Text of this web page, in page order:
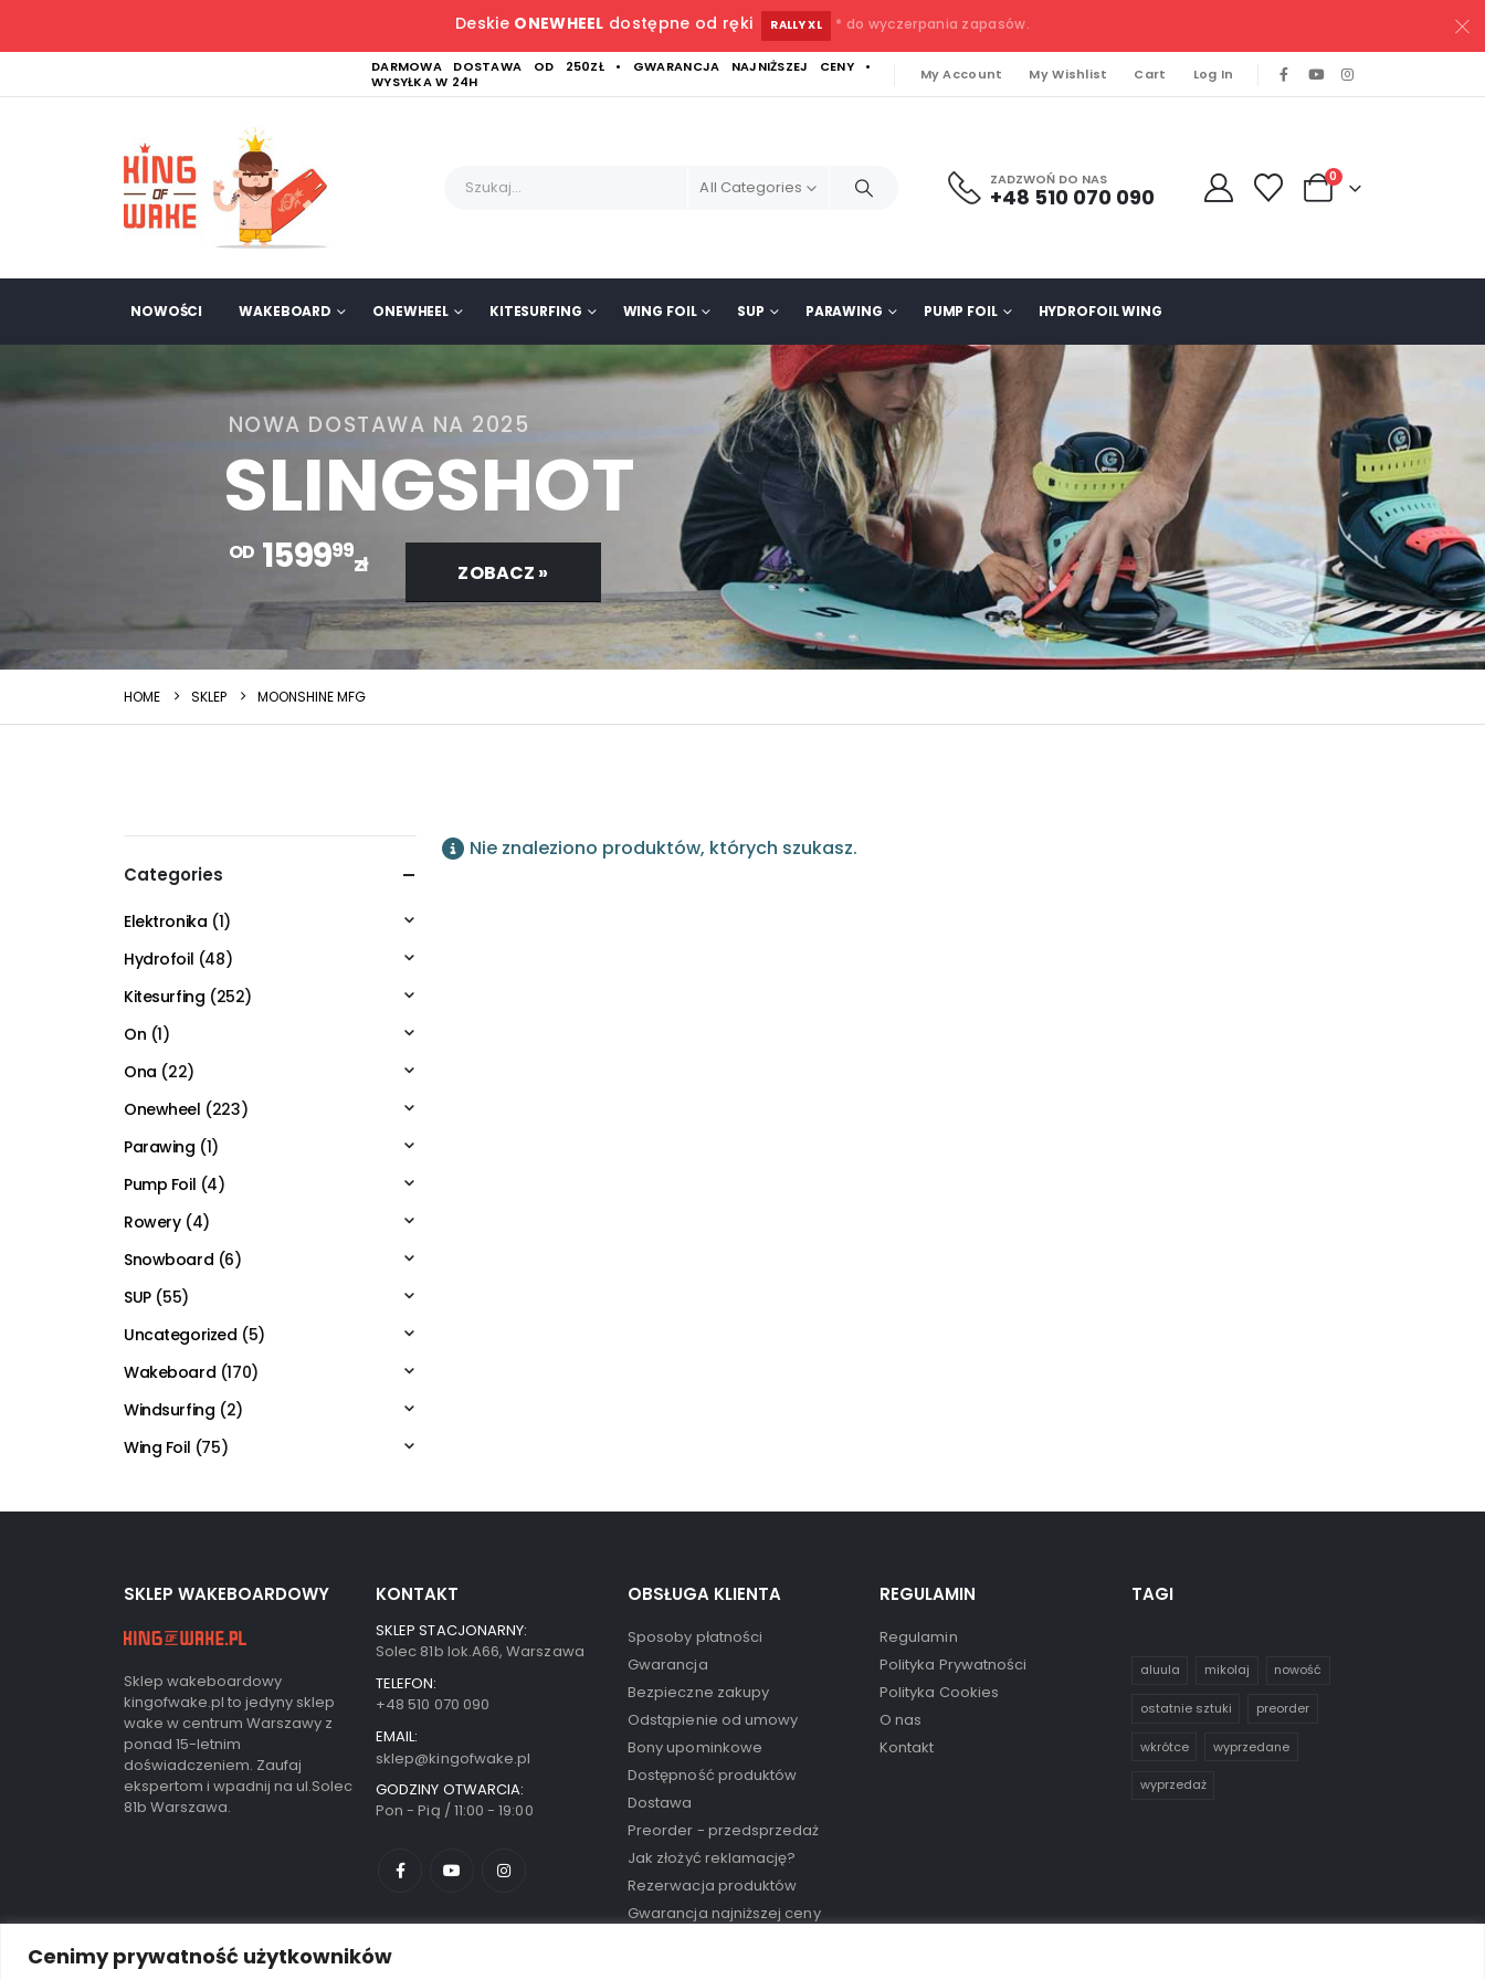
Cenimy prywatność użytkowników
Deskie ONEWHEEL dostępne od ręki RALLY XL * do wyczerpania zapasów.
DARMOWA DOSTAWA OD 250ZŁ • GWARANCJA NAJNIŻSZEJ CENY •
WYSYŁKA W 24H
My Account My Wishlist Cart Log In
All Categories ZADZWOŃ DO NAS
+48 510 070 090
0
NOWOŚCI WAKEBOARD ONEWHEEL KITESURFING WING FOIL SUP PARAWING PUMP FOIL HYDROFOIL WING
NOWA DOSTAWA NA 2025
SLINGSHOT
OD 159999
zł ZOBACZ »
HOME SKLEP MOONSHINE MFG
Nie znaleziono produktów, których szukasz.
Categories
Elektronika (1)
Hydrofoil (48)
Kitesurfing (252)
On (1)
Ona (22)
Onewheel (223)
Parawing (1)
Pump Foil (4)
Rowery (4)
Snowboard (6)
SUP (55)
Uncategorized (5)
Wakeboard (170)
Windsurfing (2)
Wing Foil (75)
SKLEP WAKEBOARDOWY
Sklep wakeboardowy
kingofwake.pl to jedyny sklep
wake w centrum Warszawy z
ponad 15-letnim
doświadczeniem. Zaufaj
ekspertom i wpadnij na ul.Solec
81b Warszawa.
KONTAKT
SKLEP STACJONARNY:
Solec 81b lok.A66, Warszawa
TELEFON:
+48 510 070 090
EMAIL:
sklep@kingofwake.pl
GODZINY OTWARCIA:
Pon - Pią / 11:00 - 19:00
OBSŁUGA KLIENTA
Sposoby płatności
Gwarancja
Bezpieczne zakupy
Odstąpienie od umowy
Bony upominkowe
Dostępność produktów
Dostawa
Preorder - przedsprzedaż
Jak złożyć reklamację?
Rezerwacja produktów
Gwarancja najniższej ceny
REGULAMIN
Regulamin
Polityka Prywatności
Polityka Cookies
O nas
Kontakt
TAGI
aluula mikolaj nowość
ostatnie sztuki preorder
wkrótce wyprzedane
wyprzedaż